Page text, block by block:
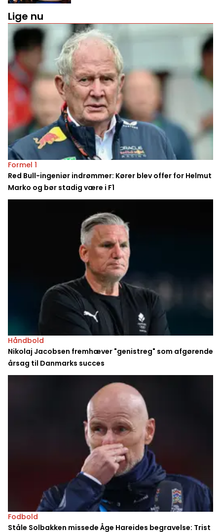
Lige nu
Formel 1
Red Bull-ingeniør indrømmer: Kører blev offer for Helmut
Marko og bør stadig være i F1
Håndbold
Nikolaj Jacobsen fremhæver "genistreg" som afgørende
årsag til Danmarks succes
Fodbold
Ståle Solbakken missede Åge Hareides begravelse: Trist